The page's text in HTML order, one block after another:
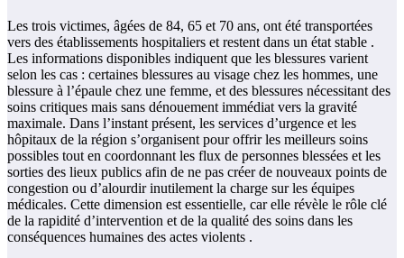
Les trois victimes, âgées de 84, 65 et 70 ans, ont été transportées
vers des établissements hospitaliers et restent dans un état stable .
Les informations disponibles indiquent que les blessures varient
selon les cas : certaines blessures au visage chez les hommes, une
blessure à l’épaule chez une femme, et des blessures nécessitant des
soins critiques mais sans dénouement immédiat vers la gravité
maximale. Dans l’instant présent, les services d’urgence et les
hôpitaux de la région s’organisent pour offrir les meilleurs soins
possibles tout en coordonnant les flux de personnes blessées et les
sorties des lieux publics afin de ne pas créer de nouveaux points de
congestion ou d’alourdir inutilement la charge sur les équipes
médicales. Cette dimension est essentielle, car elle révèle le rôle clé
de la rapidité d’intervention et de la qualité des soins dans les
conséquences humaines des actes violents .